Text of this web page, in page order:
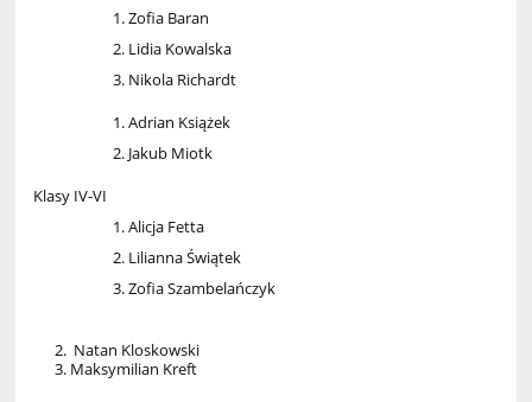
Zofia Baran
Lidia Kowalska
Nikola Richardt
Adrian Książek
Jakub Miotk
Klasy IV-VI
Alicja Fetta
Lilianna Świątek
Zofia Szambelańczyk
2. Natan Kloskowski
3. Maksymilian Kreft